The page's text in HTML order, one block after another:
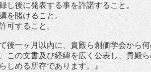
し後に発表する事を許諾すること。
を賭けること。
可すること。
一ヶ月以内に、貴殿ら創価学会から何
この文書及び経緯を広く公表し、貴殿
しめる所存であります。』